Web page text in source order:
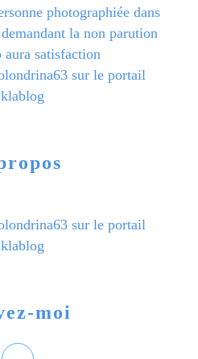
photographiée dans
la non parution
aura satisfaction
sur le portail
moi
sur le portail